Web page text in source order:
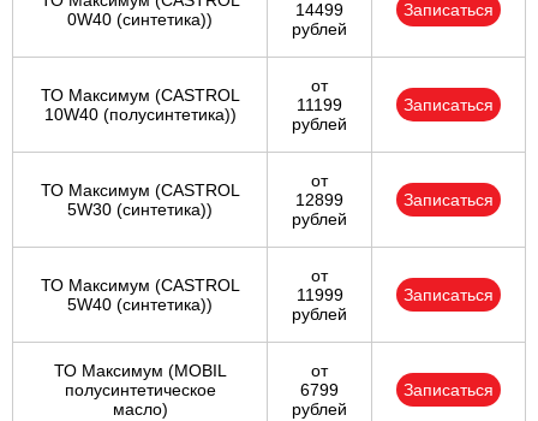
0W40 (синтетика))
14499
рублей
Записаться
ТО Максимум (CASTROL
10W40 (полусинтетика))
от
11199
рублей
Записаться
ТО Максимум (CASTROL
5W30 (синтетика))
от
12899
рублей
Записаться
ТО Максимум (CASTROL
5W40 (синтетика))
от
11999
рублей
Записаться
ТО Максимум (MOBIL
полуcинтетическое
масло)
от
6799
рублей
Записаться